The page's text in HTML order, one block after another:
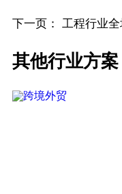
下一页： 工程行业
其他行业方案